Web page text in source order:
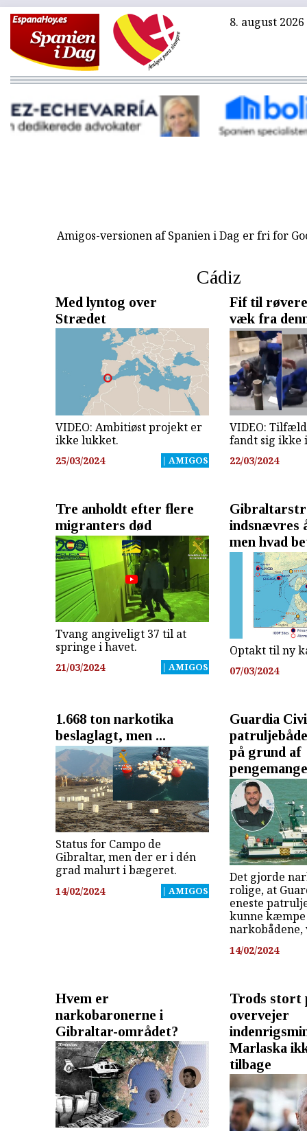
8. august 2026
Amigos-versionen af Spanien i Dag er fri for
Cádiz
Med lyntog over
Strædet
VIDEO: Ambitiøst projekt er
ikke lukket.
25/03/2024 | AMIGOS
Fif til
væk fra
VIDEO:
fandt sig ikke
22/03/2024
Tre anholdt efter flere
migranters død
Tvang angiveligt 37 til at
springe i havet.
21/03/2024 | AMIGOS
indsnævres
men hvad
Optakt til ny
07/03/2024
1.668 ton narkotika
beslaglagt, men ...
Status for Campo de
Gibraltar, men der er i dén
grad malurt i bægeret.
14/02/2024 | AMIGOS
Guardia
på grund af
Det gjorde
rolige, at
eneste
kunne
14/02/2024
Hvem er
narkobaronerne i
Gibraltar-området?
Trods stort
overvejer
Marlaska
tilbage